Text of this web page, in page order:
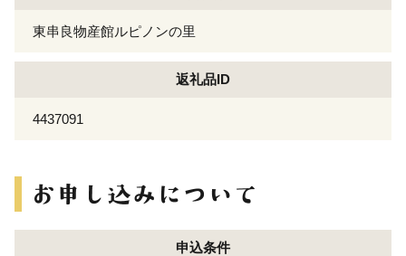
東串良物産館ルピノンの里
返礼品ID
4437091
申込条件